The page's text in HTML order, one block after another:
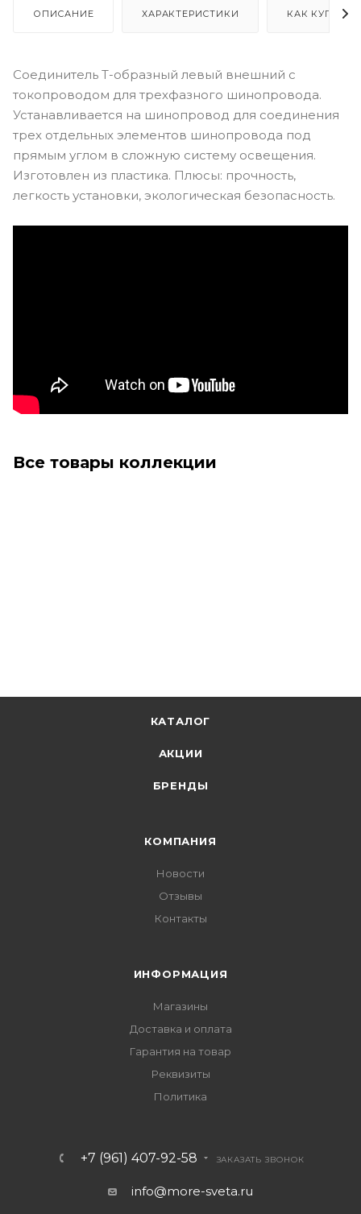
ОПИСАНИЕ ХАРАКТЕРИСТИКИ КАК КУПИТЬ
Соединитель Т-образный левый внешний с
токопроводом для трехфазного шинопровода.
Устанавливается на шинопровод для соединения
трех отдельных элементов шинопровода под
прямым углом в сложную систему освещения.
Изготовлен из пластика. Плюсы: прочность,
легкость установки, экологическая безопасность.
Все товары коллекции
КАТАЛОГ
АКЦИИ
БРЕНДЫ
КОМПАНИЯ
Новости
Отзывы
Контакты
ИНФОРМАЦИЯ
Магазины
Доставка и оплата
Гарантия на товар
Реквизиты
Политика
+7 (961) 407-92-58 ЗАКАЗАТЬ ЗВОНОК
info@more-sveta.ru